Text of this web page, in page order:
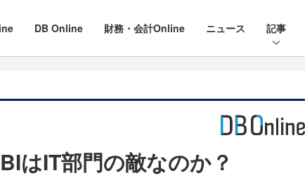
DB Online 財務・会計Online ニュース 記事
はIT部門の敵なのか？